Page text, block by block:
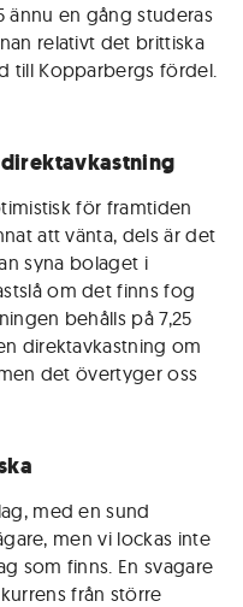
ännu en gång studeras
relativt det brittiska
till Kopparbergs fördel.
för framtiden
att vänta, dels är det
syna bolaget i
om det finns fog
behålls på 7,25
direktavkastning om
det övertyger oss
med en sund
men vi lockas inte
som finns. En svagare
från större